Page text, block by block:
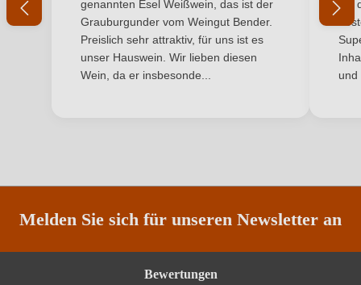
Geschmack Brut nature
Valdonica
Valdonica S.r.l., Via dogana 1, 58036 Roccastrada
Land
Passt zu Antipasti, Käse, Weißes Fleisch
Ich habe mein Passwort vergessen
genannten Esel Weißwein, das ist der
Grauburgunder vom Weingut Bender.
Preislich sehr attraktiv, für uns ist es
unser Hauswein. Wir lieben diesen
Wein, da er insbesonde...
mit
und
Melden Sie sich für unseren Newsletter an
Bewertungen